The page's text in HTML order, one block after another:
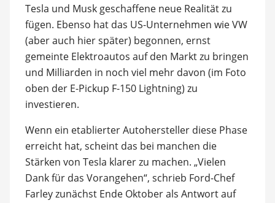
Tesla und Musk geschaffene neue Realität zu
fügen. Ebenso hat das US-Unternehmen wie VW
(aber auch hier später) begonnen, ernst
gemeinte Elektroautos auf den Markt zu bringen
und Milliarden in noch viel mehr davon (im Foto
oben der E-Pickup F-150 Lightning) zu
investieren.
Wenn ein etablierter Autohersteller diese Phase
erreicht hat, scheint das bei manchen die
Stärken von Tesla klarer zu machen. „Vielen
Dank für das Vorangehen“, schrieb Ford-Chef
Farley zunächst Ende Oktober als Antwort auf